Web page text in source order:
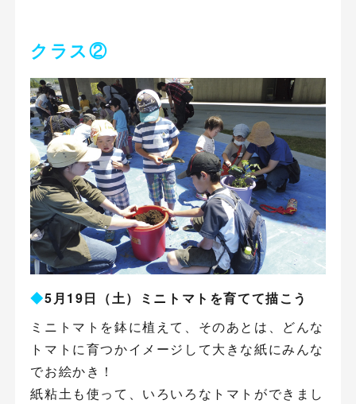
クラス②
◆5月19日（土）ミニトマトを育てて描こう
ミニトマトを鉢に植えて、そのあとは、どんな
トマトに育つかイメージして大きな紙にみんな
でお絵かき！
紙粘土も使って、いろいろなトマトができまし